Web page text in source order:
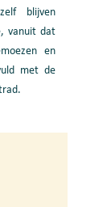
blijven
vanuit dat
en
met de